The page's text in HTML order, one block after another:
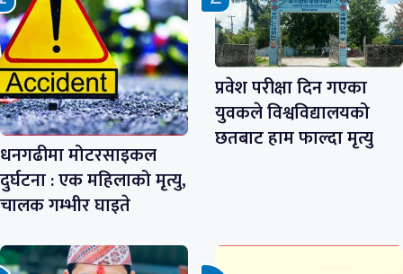
धनगढीमा मोटरसाइकल
दुर्घटना : एक महिलाको मृत्यु,
चालक गम्भीर घाइते
प्रवेश परीक्षा दिन गएका
युवकले विश्वविद्यालयको
छतबाट हाम फाल्दा मृत्यु